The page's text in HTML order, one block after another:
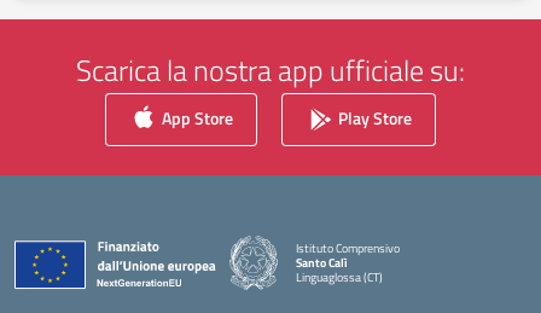
Scarica la nostra app ufficiale su:
App Store Play Store
Istituto Comprensivo
Santo Calì
Linguaglossa (CT)
— Visita la pagina iniziale della scuola